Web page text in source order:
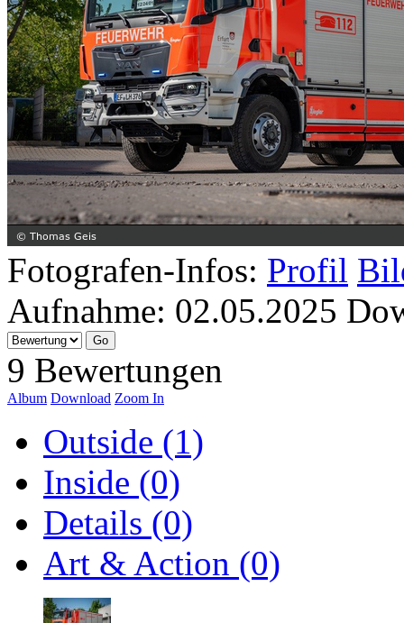
Fotografen-Infos: Profil
Aufnahme: 02.05.2025
9 Bewertungen
Album Download Zoom In
Outside (1)
Inside (0)
Details (0)
Art & Action (0)